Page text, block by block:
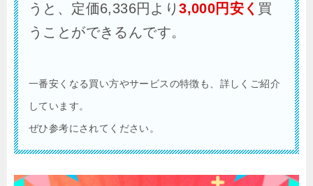
うと、定価6,336円より3,000円安く 買
うことができるんです。
一番安くなる買い方やサービスの特徴も、詳しくご紹介
しています。
ぜひ参考にされてください。